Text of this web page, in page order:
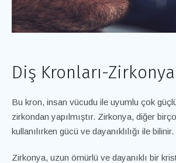
Diş Kronları-Zirkonya
Bu kron, insan vücudu ile uyumlu çok
zirkondan yapılmıştır. Zirkonya, diğer
kullanılırken gücü ve dayanıklılığı ile bilinir.
Zirkonya, uzun ömürlü ve dayanıklı bir